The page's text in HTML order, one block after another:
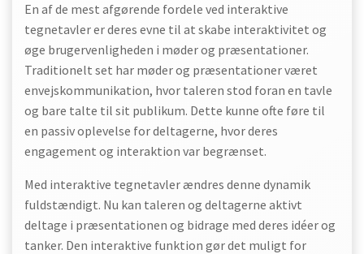
En af de mest afgørende fordele ved interaktive
tegnetavler er deres evne til at skabe interaktivitet og
øge brugervenligheden i møder og præsentationer.
Traditionelt set har møder og præsentationer været
envejskommunikation, hvor taleren stod foran en tavle
og bare talte til sit publikum. Dette kunne ofte føre til
en passiv oplevelse for deltagerne, hvor deres
engagement og interaktion var begrænset.
Med interaktive tegnetavler ændres denne dynamik
fuldstændigt. Nu kan taleren og deltagerne aktivt
deltage i præsentationen og bidrage med deres idéer og
tanker. Den interaktive funktion gør det muligt for